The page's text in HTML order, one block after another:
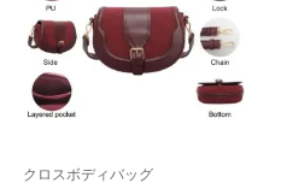
クロスボディバッグ